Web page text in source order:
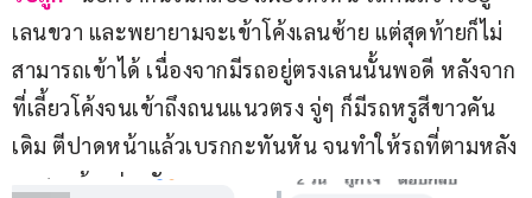
เลนขวา และพยายามจะเข้าโค้งเลนซ้าย แต่สุดท้ายก็ไม่
สามารถเข้าได้ เนื่องจากมีรถอยู่ตรงเลนนั้นพอดี หลังจาก
ที่เลี้ยวโค้งจนเข้าถึงถนนแนวตรง จู่ๆ ก็มีรถหรูสีขาวคัน
เดิม ตีปาดหน้าแล้วเบรกกะทันหัน จนทำให้รถที่ตามหลัง
มาชนเข้าอย่างจัง